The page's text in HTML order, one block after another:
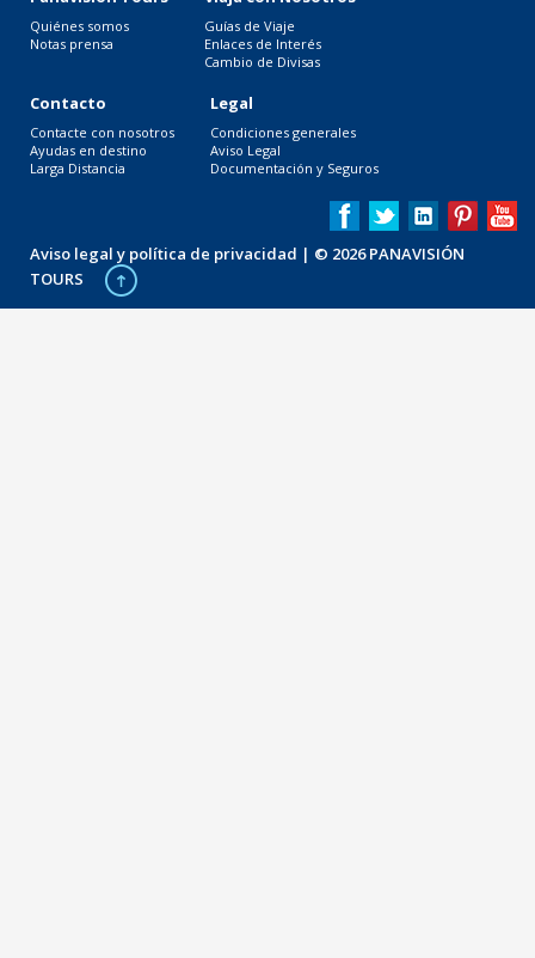
Quiénes somos
Notas prensa
Guías de Viaje
Enlaces de Interés
Cambio de Divisas
Contacto
Contacte con nosotros
Ayudas en destino
Larga Distancia
Legal
Condiciones generales
Aviso Legal
Documentación y Seguros
Aviso legal y política de privacidad | © 2026 PANAVISIÓN
TOURS